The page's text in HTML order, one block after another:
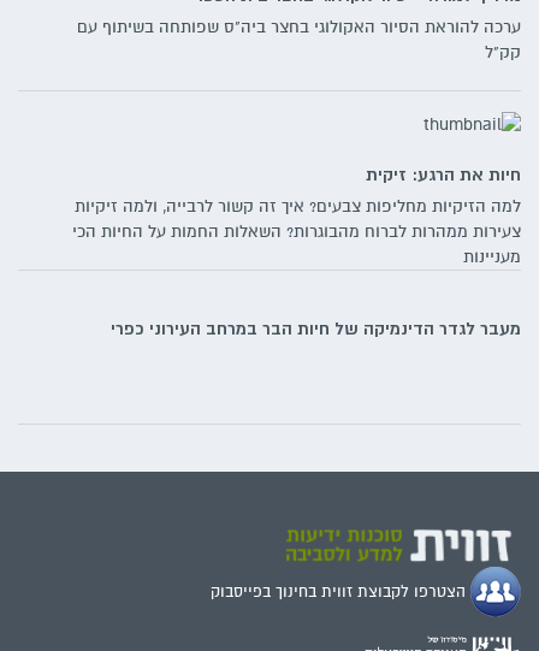
ערכה להוראת הסיור האקולוגי בחצר ביה"ס שפותחה בשיתוף עם
קק"ל
חיות את הרגע: זיקית
למה הזיקיות מחליפות צבעים? איך זה קשור לרבייה, ולמה זיקיות
צעירות ממהרות לברוח מהבוגרות? השאלות החמות על החיות הכי
מעניינות
מעבר לגדר הדינמיקה של חיות הבר במרחב העירוני כפרי
הצטרפו לקבוצת זווית בחינוך בפייסבוק